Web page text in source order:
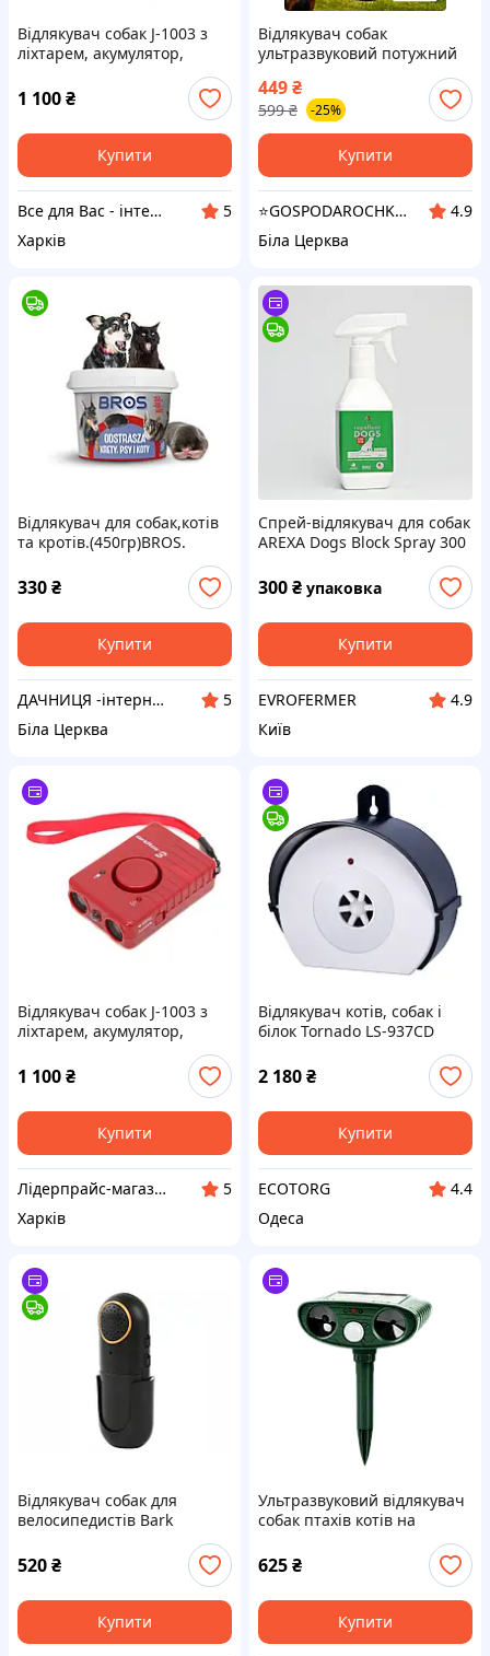
Відлякувач собак J-1003 з
ліхтарем, акумулятор,
1 100₴
Купити
Все для Вас - інтернет магазин товарів для дому, спорту та відпочинку
5
Харків
Відлякувач собак
ультразвуковий потужний
професійний USB з
ліхтариком портативний
ручний засіб Repeller
449₴
599 ₴ -25%
Купити
⭐️GOSPODAROCHKA⭐️
4.9
Біла Церква
Відлякувач для собак,котів
та кротів.(450гр)BROS.
330₴
Купити
ДАЧНИЦЯ -інтернет магазин.
5
Біла Церква
Спрей-відлякувач для собак
AREXA Dogs Block Spray 300
300₴ упаковка
Купити
EVROFERMER
4.9
Київ
Відлякувач собак J-1003 з
ліхтарем, акумулятор,
1 100₴
Купити
Лідерпрайс-магазин товарів для дому, здоров'я, спорту та відпочинку №1. Liderprice.uaprom.net
5
Харків
Відлякувач котів, собак і
білок Tornado LS-937CD
2 180₴
Купити
ECOTORG
4.4
Одеса
Відлякувач собак для
велосипедистів Bark
520₴
Купити
Ультразвуковий відлякувач
собак птахів котів на
625₴
Купити